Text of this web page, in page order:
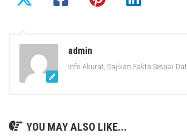
admin
Info Akurat, Sajikan Fakta Sesuai
YOU MAY ALSO LIKE...